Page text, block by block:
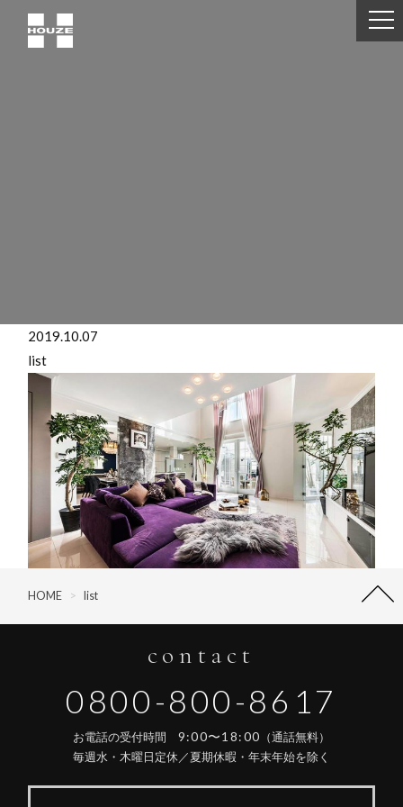
2019.10.07
list
HOME > list
contact
0800-800-8617
お電話の受付時間 9:00〜18:00 （通話無料）
毎週水・木曜日定休／夏期休暇・年末年始を除く